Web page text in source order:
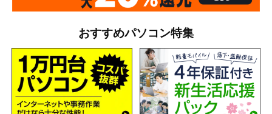
おすすめパソコン特集